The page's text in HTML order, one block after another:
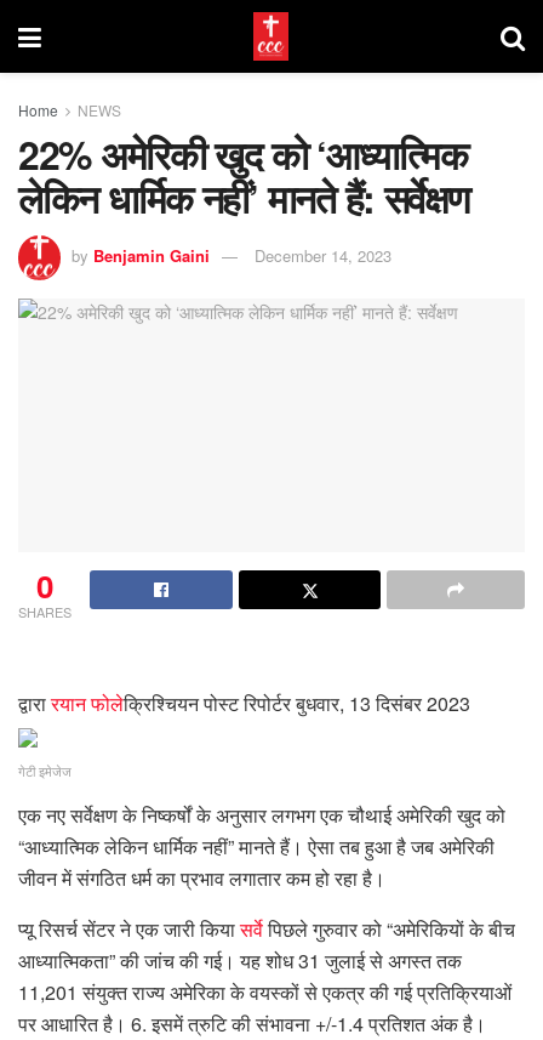
Home NEWS
22% अमेरिकी खुद को ‘आध्यात्मिक
लेकिन धार्मिक नहीं’ मानते हैं: सर्वेक्षण
by Benjamin Gaini December 14, 2023
0
SHARES
द्वारारयान फोलेक्रिश्चियन पोस्ट रिपोर्टरबुधवार, 13 दिसंबर 2023
गेटी इमेजेज
एक नए सर्वेक्षण के निष्कर्षों के अनुसार लगभग एक चौथाई अमेरिकी खुद को
“आध्यात्मिक लेकिन धार्मिक नहीं” मानते हैं। ऐसा तब हुआ है जब अमेरिकी
जीवन में संगठित धर्म का प्रभाव लगातार कम हो रहा है।
प्यू रिसर्च सेंटर ने एक जारी कियासर्वेपिछले गुरुवार को “अमेरिकियों के बीच
आध्यात्मिकता” की जांच की गई। यह शोध 31 जुलाई से अगस्त तक
11,201 संयुक्त राज्य अमेरिका के वयस्कों से एकत्र की गई प्रतिक्रियाओं
पर आधारित है। 6. इसमें त्रुटि की संभावना +/-1.4 प्रतिशत अंक है।